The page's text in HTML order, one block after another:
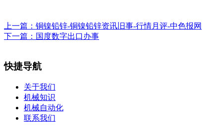
上一篇： 铜镍铅锌-铜镍铅锌资讯旧事-行情月评-中色报网
下一篇： 国度数字出口办事
快捷导航
关于我们
机械知识
机械自动化
联系我们